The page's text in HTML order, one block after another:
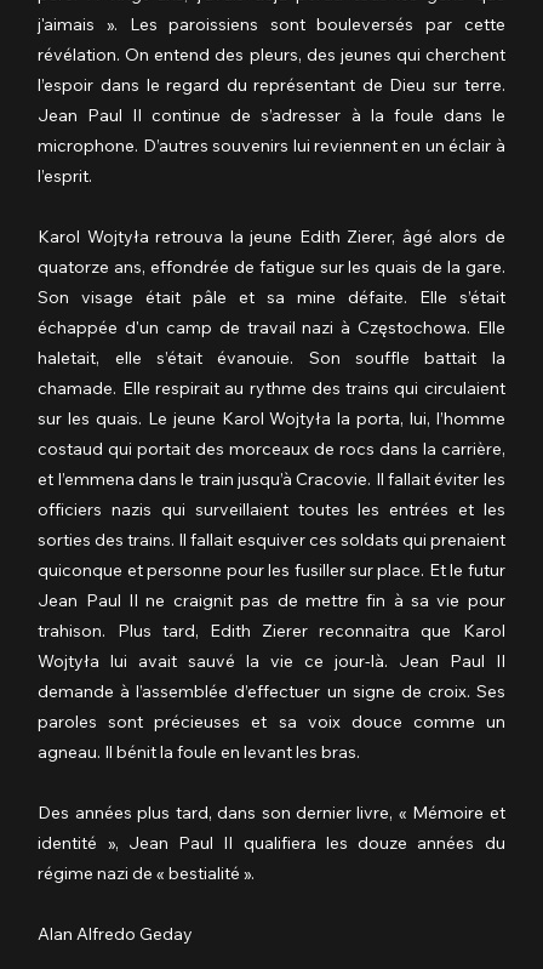
j'aimais ». Les paroissiens sont bouleversés par cette
révélation. On entend des pleurs, des jeunes qui cherchent
l’espoir dans le regard du représentant de Dieu sur terre.
Jean Paul II continue de s’adresser à la foule dans le
microphone. D’autres souvenirs lui reviennent en un éclair à
l’esprit.
Karol Wojtyła retrouva la jeune Edith Zierer, âgé alors de
quatorze ans, effondrée de fatigue sur les quais de la gare.
Son visage était pâle et sa mine défaite. Elle s’était
échappée d'un camp de travail nazi à Częstochowa. Elle
haletait, elle s’était évanouie. Son souffle battait la
chamade. Elle respirait au rythme des trains qui circulaient
sur les quais. Le jeune Karol Wojtyła la porta, lui, l’homme
costaud qui portait des morceaux de rocs dans la carrière,
et l’emmena dans le train jusqu’à Cracovie. Il fallait éviter les
officiers nazis qui surveillaient toutes les entrées et les
sorties des trains. Il fallait esquiver ces soldats qui prenaient
quiconque et personne pour les fusiller sur place. Et le futur
Jean Paul II ne craignit pas de mettre fin à sa vie pour
trahison. Plus tard, Edith Zierer reconnaitra que Karol
Wojtyła lui avait sauvé la vie ce jour-là. Jean Paul II
demande à l’assemblée d’effectuer un signe de croix. Ses
paroles sont précieuses et sa voix douce comme un
agneau. Il bénit la foule en levant les bras.
Des années plus tard, dans son dernier livre, « Mémoire et
identité », Jean Paul II qualifiera les douze années du
régime nazi de « bestialité ».
Alan Alfredo Geday